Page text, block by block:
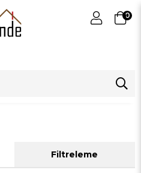
0
Filtreleme